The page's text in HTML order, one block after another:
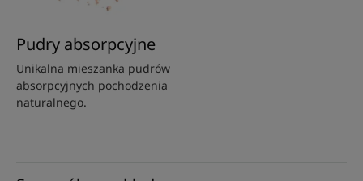
Pudry absorpcyjne
Unikalna mieszanka pudrów
absorpcyjnych pochodzenia
naturalnego.